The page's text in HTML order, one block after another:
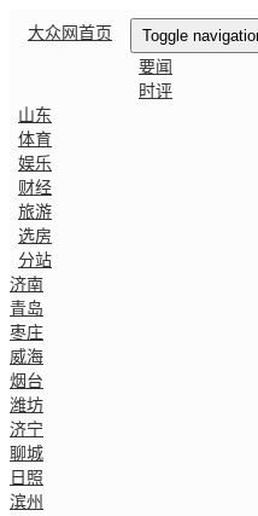
Toggle
大众网首页
要闻
时评
山东
体育
娱乐
财经
旅游
选房
分站
济南
青岛
枣庄
威海
烟台
潍坊
济宁
聊城
日照
滨州